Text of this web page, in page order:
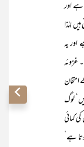
ہے اور
لہٰذا
اور یہ
غزوئہ
لوگ
کمائی
ہے‘